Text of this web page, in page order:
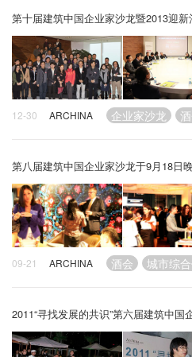
第十届建筑中国企业家沙龙暨2013迎
12-30 ARCHINA 企业家沙龙
第八届建筑中国企业家沙龙于9月18日
09-21 ARCHINA 酒会 城市综
2011“寻找发展的共识”第六届建筑中